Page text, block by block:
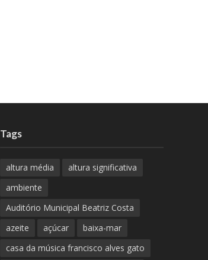
Tags
altura média
altura significativa
ambiente
Auditório Municipal Beatriz Costa
azeite
açúcar
baixa-mar
casa da música francisco alves gato